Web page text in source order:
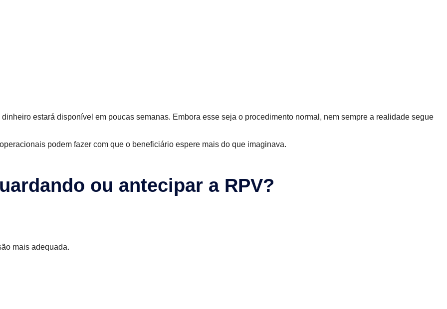
estará disponível em poucas semanas. Embora esse seja o procedimento normal, nem sempre a realidade segue
podem fazer com que o beneficiário espere mais do que imaginava.
ou antecipar a RPV?
mais adequada.